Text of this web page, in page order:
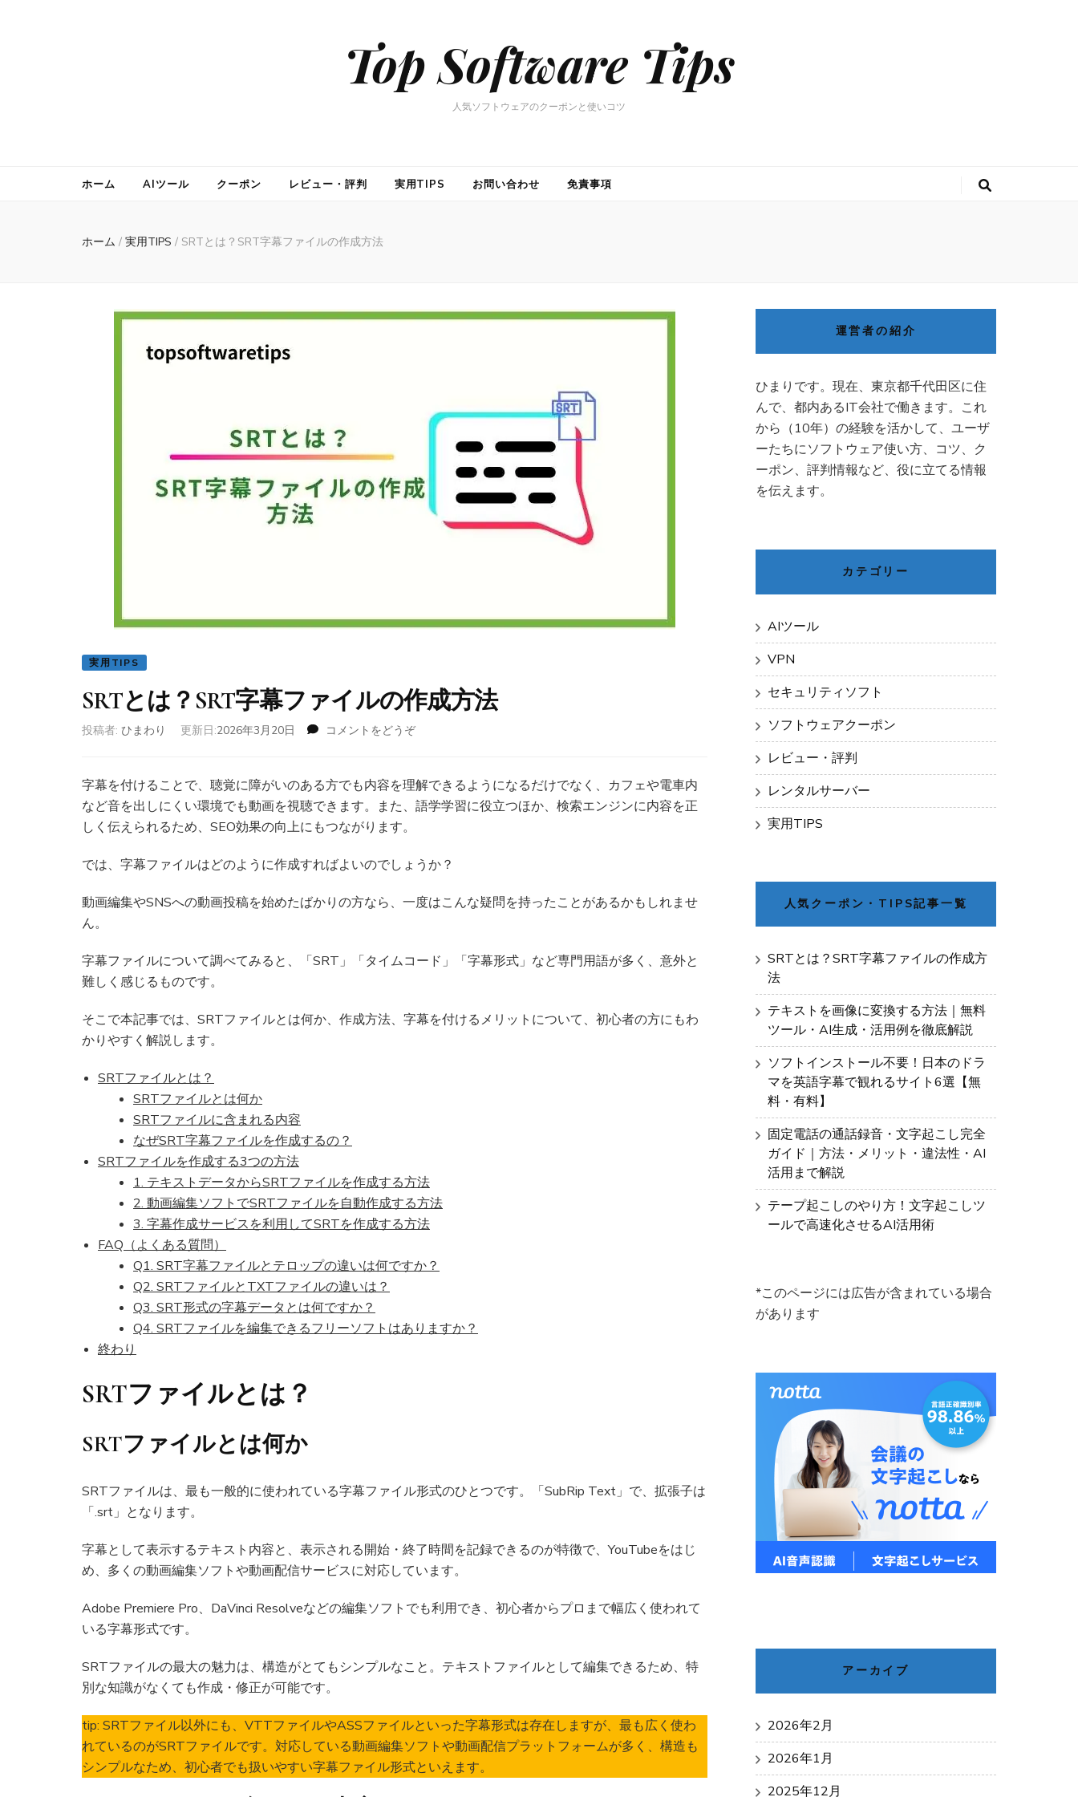
Top Software Tips
人気ソフトウェアのクーポンと使いコツ
ホーム AIツール クーポン レビュー・評判 実用TIPS お問い合わせ 免責事項
ホーム / 実用TIPS / SRTとは？SRT字幕ファイルの作成方法
実用TIPS
SRTとは？SRT字幕ファイルの作成方法
投稿者: ひまわり 更新日:2026年3月20日 コメントをどうぞ
SRT
字
幕
イ
の
法)
字幕を付けることで、聴覚に障がいのある方でも内容を理解できるようになるだけでなく、カフェや電車内
など音を出しにくい環境でも動画を視聴できます。また、語学学習に役立つほか、検索エンジンに内容を正
しく伝えられるため、SEO効果の向上にもつながります。
では、字幕ファイルはどのように作成すればよいのでしょうか？
動画編集やSNSへの動画投稿を始めたばかりの方なら、一度はこんな疑問を持ったことがあるかもしれませ
ん。
字幕ファイルについて調べてみると、「SRT」「タイムコード」「字幕形式」など専門用語が多く、意外と
難しく感じるものです。
そこで本記事では、SRTファイルとは何か、作成方法、字幕を付けるメリットについて、初心者の方にもわ
かりやすく解説します。
SRTファイルとは？
SRTファイルとは何か
SRTファイルに含まれる内容
なぜSRT字幕ファイルを作成するの？
SRTファイルを作成する3つの方法
1. テキストデータからSRTファイルを作成する方法
2. 動画編集ソフトでSRTファイルを自動作成する方法
3. 字幕作成サービスを利用してSRTを作成する方法
FAQ（よくある質問）
Q1. SRT字幕ファイルとテロップの違いは何ですか？
Q2. SRTファイルとTXTファイルの違いは？
Q3. SRT形式の字幕データとは何ですか？
Q4. SRTファイルを編集できるフリーソフトはありますか？
終わり
SRTファイルとは？
SRTファイルとは何か
SRTファイルは、最も一般的に使われている字幕ファイル形式のひとつです。「SubRip Text」で、拡張子は
「.srt」となります。
字幕として表示するテキスト内容と、表示される開始・終了時間を記録できるのが特徴で、YouTubeをはじ
め、多くの動画編集ソフトや動画配信サービスに対応しています。
Adobe Premiere Pro、DaVinci Resolveなどの編集ソフトでも利用でき、初心者からプロまで幅広く使われて
いる字幕形式です。
SRTファイルの最大の魅力は、構造がとてもシンプルなこと。テキストファイルとして編集できるため、特
別な知識がなくても作成・修正が可能です。
tip: SRTファイル以外にも、VTTファイルやASSファイルといった字幕形式は存在しますが、最も広く使わ
れているのがSRTファイルです。対応している動画編集ソフトや動画配信プラットフォームが多く、構造も
シンプルなため、初心者でも扱いやすい字幕ファイル形式といえます。
運営者の紹介
ひまりです。現在、東京都千代田区に住
んで、都内あるIT会社で働きます。これ
から（10年）の経験を活かして、ユーザ
ーたちにソフトウェア使い方、コツ、ク
ーポン、評判情報など、役に立てる情報
を伝えます。
カテゴリー
AIツール
VPN
セキュリティソフト
ソフトウェアクーポン
レビュー・評判
レンタルサーバー
実用TIPS
人気クーポン・TIPS記事一覧
SRTとは？SRT字幕ファイルの作成方
法
テキストを画像に変換する方法｜無料
ツール・AI生成・活用例を徹底解説
ソフトインストール不要！日本のドラ
マを英語字幕で観れるサイト6選【無
料・有料】
固定電話の通話録音・文字起こし完全
ガイド｜方法・メリット・違法性・AI
活用まで解説
テープ起こしのやり方！文字起こしツ
ールで高速化させるAI活用術
*このページには広告が含まれている場合
があります
アーカイブ
2026年2月
2026年1月
2025年12月